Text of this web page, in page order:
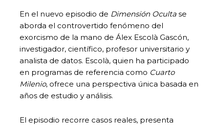
En el nuevo episodio de Dimensión Oculta se
aborda el controvertido fenómeno del
exorcismo de la mano de Álex Escolà Gascón,
investigador, científico, profesor universitario y
analista de datos. Escolà, quien ha participado
en programas de referencia como Cuarto
Milenio, ofrece una perspectiva única basada en
años de estudio y análisis.
El episodio recorre casos reales, presenta